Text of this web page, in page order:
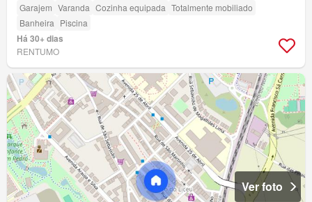
Garajem Varanda Cozinha equipada Totalmente mobiliado
Banheira Piscina
Há 30+ dias
RENTUMO
Ver foto